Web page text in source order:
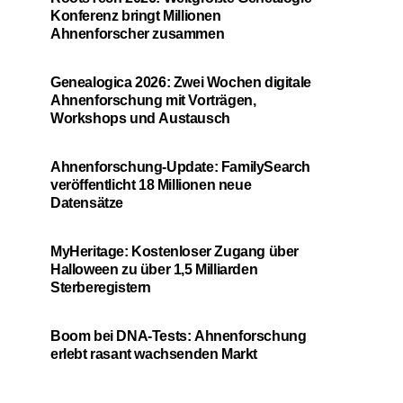
Konferenz bringt Millionen
Ahnenforscher zusammen
Genealogica 2026: Zwei Wochen digitale
Ahnenforschung mit Vorträgen,
Workshops und Austausch
Ahnenforschung-Update: FamilySearch
veröffentlicht 18 Millionen neue
Datensätze
MyHeritage: Kostenloser Zugang über
Halloween zu über 1,5 Milliarden
Sterberegistern
Boom bei DNA-Tests: Ahnenforschung
erlebt rasant wachsenden Markt